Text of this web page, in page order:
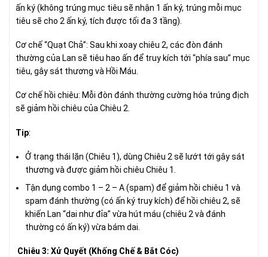
ấn ký (không trúng mục tiêu sẽ nhận 1 ấn ký, trúng mỗi mục
tiêu sẽ cho 2 ấn ký, tích được tối đa 3 tầng).
Cơ chế “Quạt Chả”: Sau khi xoay chiêu 2, các đòn đánh
thường của Lan sẽ tiêu hao ấn để truy kích tới “phía sau” mục
tiêu, gây sát thương và Hồi Máu.
Cơ chế hồi chiêu: Mỗi đòn đánh thường cường hóa trúng địch
sẽ giảm hồi chiêu của Chiêu 2.
Tip:
Ở trạng thái lặn (Chiêu 1), dùng Chiêu 2 sẽ lướt tới gây sát
thương và được giảm hồi chiêu Chiêu 1.
Tận dụng combo 1 – 2 – A (spam) để giảm hồi chiêu 1 và
spam đánh thường (có ấn ký truy kích) để hồi chiêu 2, sẽ
khiến Lan “dai như đỉa” vừa hút máu (chiêu 2 và đánh
thường có ấn ký) vừa bám dai.
Chiêu 3: Xử Quyết (Khống Chế & Bắt Cóc)